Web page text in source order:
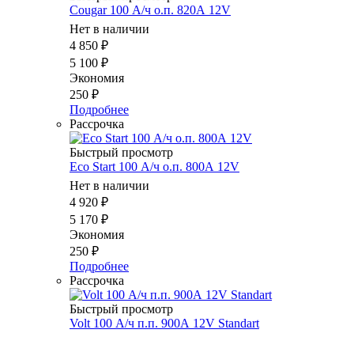
Cougar 100 А/ч о.п. 820А 12V
Нет в наличии
4 850 ₽
5 100 ₽
Экономия
250 ₽
Подробнее
Рассрочка
Быстрый просмотр
Eco Start 100 А/ч о.п. 800А 12V
Нет в наличии
4 920 ₽
5 170 ₽
Экономия
250 ₽
Подробнее
Рассрочка
Быстрый просмотр
Volt 100 А/ч п.п. 900А 12V Standart